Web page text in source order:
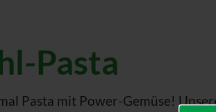
Pasta
Pasta mit Power-Gemüse!